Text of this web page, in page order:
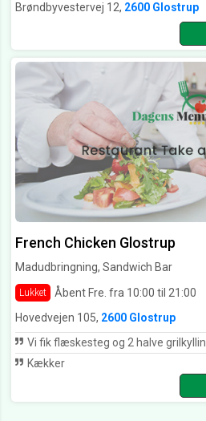
Brøndbyvestervej 12, 2600 Glostrup
French Chicken Glostrup
Madudbringning, Sandwich Bar
Lukket Åbent Fre. fra 10:00 til 21:00
Hovedvejen 105, 2600 Glostrup
Vi fik flæskesteg og 2 halve
Kækker